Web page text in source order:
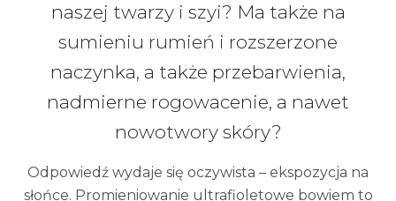
naszej twarzy i szyi? Ma także na
sumieniu rumień i rozszerzone
naczynka, a także przebarwienia,
nadmierne rogowacenie, a nawet
nowotwory skóry?
Odpowiedź wydaje się oczywista – ekspozycja na
słońce. Promieniowanie ultrafioletowe bowiem to